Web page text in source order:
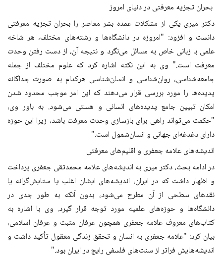
بحران تجزیه معرفتی در دنیای امروز
دکتر میری یکی از مشکلات عمده بشر معاصر را بحران تجزیه معرفتی
دانست و افزود: "امروزه در دانشگاه‌ها و رشته‌های مختلف، هر شاخه
علمی با زبانی خاص به مسائل می‌نگرد و نتیجه آن، از دست رفتن وحدت
معرفت است." وی به این نکته اشاره کرد که علوم مختلف از جمله
جامعه‌شناسی، روان‌شناسی و انسان‌شناسی هرکدام به صورت جداگانه
پدیده‌ها را مورد بررسی قرار می‌دهند که این امر موجب محدود شدن
امکان تبیین جامع پدیده‌های انسانی و هستی می‌شود. به باور وی،
"حکمت می‌تواند راهی برای بازسازی وحدت معرفت باشد، زیرا این حوزه
دارای دغدغه‌ای جهانی و انسان‌شمول است."
اندیشه‌های علامه جعفری و اقلیم‌های معرفتی
در ادامه بحث، دکتر میری به اندیشه‌های علامه محمدتقی جعفری پرداخت
و اظهار داشت که در ایران، اندیشه‌های ایشان اغلب یا ستایش‌گرانه یا
نقدهای سطحی از آن مطرح می‌شود، بدون آنکه به طور جدی در
دانشگاه‌ها و حوزه‌های علمیه مورد توجه قرار گیرد. وی با اشاره به
کتاب‌های معروف علامه جعفری همچون عرفان مثبت و عرفان اسلامی،
بیان کرد: "علامه جعفری به انسان و تحقق زندگی معقول تأکید داشت و
اندیشه‌هایش فراتر از سنت‌های فلسفی رایج در ایران بود."